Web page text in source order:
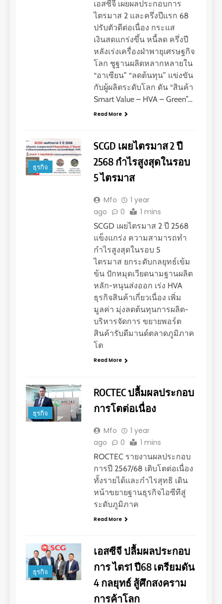
เอสซีจี เผยผลประกอบการ
ไตรมาส 2 และครึ่งปีแรก 68
ปรับตัวดีต่อเนื่อง กระแส
เงินสดแกร่งขึ้น หนี้ลด ครึ่งปี
หลังเร่งเครื่องฝ่าพายุเศรษฐกิจ
โลก ชูฐานผลิตหลากหลายใน
“อาเซียน” “ลดต้นทุน” แข่งขัน
กับผู้ผลิตระดับโลก ดัน “สินค้า
Smart Value – HVA – Green”…
Read More
ธุรกิจ
SCGD เผยไตรมาส 2 ปี
2568 กำไรสูงสุดในรอบ
5 ไตรมาส
Mfo
1 year
ago
0 1 mins
SCGD เผยไตรมาส 2 ปี 2568
แข็งแกร่ง ความสามารถทำ
กำไรสูงสุดในรอบ 5
ไตรมาส ยกระดับกลยุทธ์เข้ม
ข้น ปักหมุดเวียดนามฐานผลิต
หลัก-หนุนส่งออก เร่ง HVA
ธุรกิจสินค้าเกี่ยวเนื่อง เพิ่ม
มูลค่า มุ่งลดต้นทุนการผลิต-
บริหารจัดการ ขยายพอร์ต
สินค้ารับดีมานด์ตลาดภูมิภาค
โต
Read More
ธุรกิจ
ROCTEC ปลื้มผลประกอบ
การโตต่อเนื่อง
Mfo
1 year
ago
0 1 mins
ROCTEC รายงานผลประกอบ
การปี 2567/68 เติบโตต่อเนื่อง
ทั้งรายได้และกำไรสุทธิ เดิน
หน้าขยายฐานธุรกิจไอซีทีสู่
ระดับภูมิภาค
Read More
ธุรกิจ
เอสซีจี ปลื้มผลประกอบ
การ ไตร1 ปี68 เตรียมดัน
4 กลยุทธ์ สู้ศึกสงคราม
การค้าโลก